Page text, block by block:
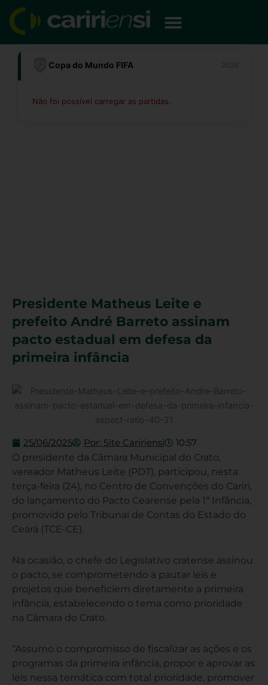
para
conteúdo
Copa do Mundo FIFA
Não foi possível carregar as partidas.
Presidente Matheus Leite e
prefeito André Barreto assinam
pacto estadual em defesa da
primeira infância
25/06/2025 Por: Site Caririensi 10:57
O presidente da Câmara Municipal do Crato,
vereador Matheus Leite (PDT), participou, nesta
terça-feira (24), no Centro de Convenções do Cariri,
do lançamento do Pacto Cearense pela 1ª Infância,
promovido pelo Tribunal de Contas do Estado do
Ceará (TCE-CE).
Na ocasião, o chefe do Legislativo cratense assinou
o pacto, se comprometendo a pautar leis e
projetos que beneficiem diretamente a primeira
infância, estabelecendo o tema como prioridade
na Câmara do Crato.
“Assumo o compromisso de fiscalizar as ações e os
programas da primeira infância, propor e aprovar as
leis nessa temática com total prioridade, promover